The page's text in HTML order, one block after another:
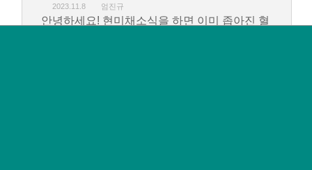
2023.11.8 엄진규
안녕하세요! 현미채소식을 하면 이미 좁아진 혈